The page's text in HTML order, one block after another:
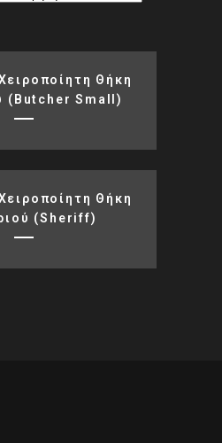
Θήκη
(butcher Small)
Θήκη
(sheriff)